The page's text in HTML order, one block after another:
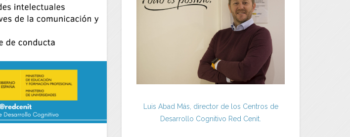
Luis Abad Más, director de los Centros de
Desarrollo Cognitivo Red Cenit.